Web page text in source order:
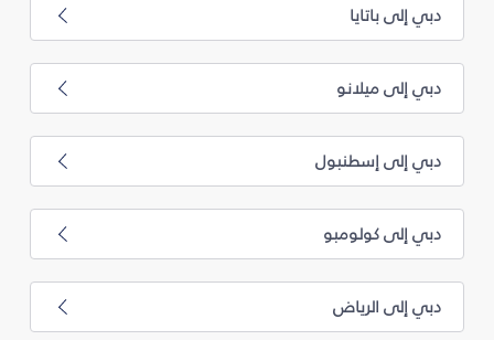
دبي إلى باتايا
دبي إلى ميلانو
دبي إلى إسطنبول
دبي إلى كولومبو
دبي إلى الرياض